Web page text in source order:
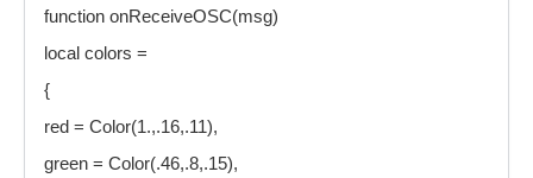
function onReceiveOSC(msg)
local colors =
{
red = Color(1.,.16,.11),
green = Color(.46,.8,.15),